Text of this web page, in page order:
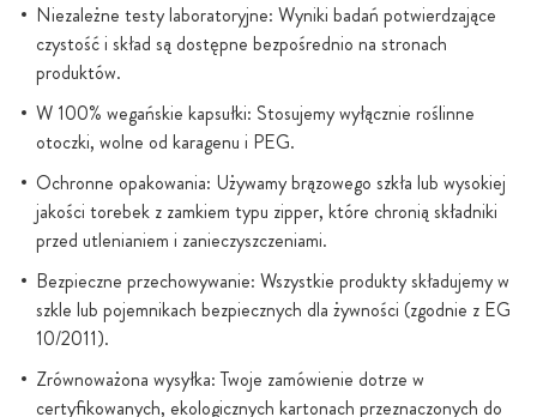
Niezależne testy laboratoryjne: Wyniki badań potwierdzające
czystość i skład są dostępne bezpośrednio na stronach
produktów.
W 100% wegańskie kapsułki: Stosujemy wyłącznie roślinne
otoczki, wolne od karagenu i PEG.
Ochronne opakowania: Używamy brązowego szkła lub wysokiej
jakości torebek z zamkiem typu zipper, które chronią składniki
przed utlenianiem i zanieczyszczeniami.
Bezpieczne przechowywanie: Wszystkie produkty składujemy w
szkle lub pojemnikach bezpiecznych dla żywności (zgodnie z EG
10/2011).
Zrównoważona wysyłka: Twoje zamówienie dotrze w
certyfikowanych, ekologicznych kartonach przeznaczonych do